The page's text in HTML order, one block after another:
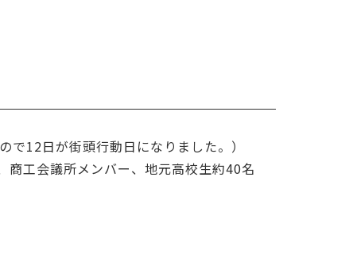
12日が街頭行動日になりました。）
工会議所メンバー、地元高校生約40名